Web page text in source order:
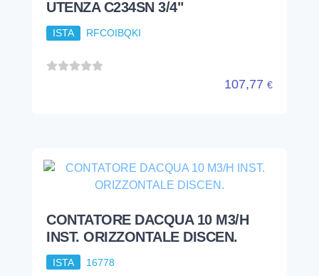
UTENZA C234SN 3/4"
ISTA RFCOIBQKI
107,77 €
CONTATORE DACQUA 10 M3/H
INST. ORIZZONTALE DISCEN.
ISTA 16778